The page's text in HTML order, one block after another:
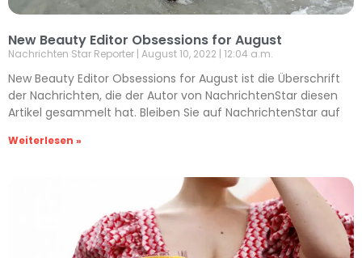
New Beauty Editor Obsessions for August
Nachrichten Star Reporter August 10, 2022 12:04 a.m.
New Beauty Editor Obsessions for August ist die Überschrift
der Nachrichten, die der Autor von NachrichtenStar diesen
Artikel gesammelt hat. Bleiben Sie auf NachrichtenStar auf
Weiterlesen »